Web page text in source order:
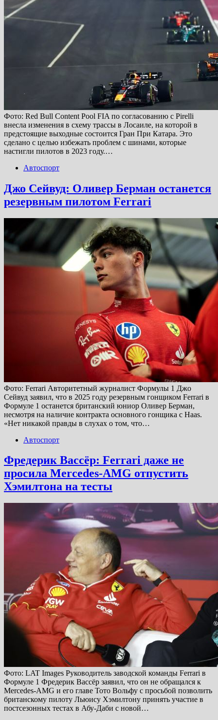
Фото: Red Bull Content Pool FIA по согласованию с Pirelli
внесла изменения в схему трассы в Лосаиле, на которой в
предстоящие выходные состоится Гран При Катара. Это
сделано с целью избежать проблем с шинами, которые
настигли пилотов в 2023 году.…
Автоспорт
Джо Сейвуд: Оливер Берман останется
резервным пилотом Ferrari
Фото: Ferrari Авторитетный журналист Формулы 1 Джо
Сейвуд заявил, что в 2025 году резервным гонщиком Ferrari в
Формуле 1 останется британский юниор Оливер Берман,
несмотря на наличие контракта основного гонщика с Haas.
«Нет никакой правды в слухах о том, что…
Автоспорт
Фредерик Вассёр: Ferrari даже не
просила Mercedes-AMG отпустить
Хэмилтона на тесты
Фото: LAT Images Руководитель заводской команды Ferrari в
Формуле 1 Фредерик Вассёр заявил, что он не обращался к
Mercedes-AMG и его главе Тото Вольфу с просьбой позволить
британскому пилоту Льюису Хэмилтону принять участие в
постсезонных тестах в Абу-Даби с новой…